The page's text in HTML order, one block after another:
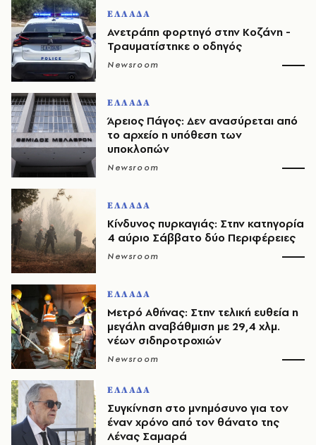
ΕΛΛΑΔΑ
Ανετράπη φορτηγό στην Κοζάνη -
Τραυματίστηκε ο οδηγός
Newsroom
ΕΛΛΑΔΑ
Άρειος Πάγος: Δεν ανασύρεται από
το αρχείο η υπόθεση των
υποκλοπών
Newsroom
ΕΛΛΑΔΑ
Κίνδυνος πυρκαγιάς: Στην κατηγορία
4 αύριο Σάββατο δύο Περιφέρειες
Newsroom
ΕΛΛΑΔΑ
Μετρό Αθήνας: Στην τελική ευθεία η
μεγάλη αναβάθμιση με 29,4 χλμ.
νέων σιδηροτροχιών
Newsroom
ΕΛΛΑΔΑ
Συγκίνηση στο μνημόσυνο για τον
έναν χρόνο από τον θάνατο της
Λένας Σαμαρά